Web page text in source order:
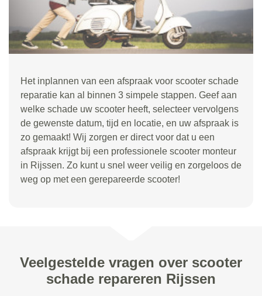
Het inplannen van een afspraak voor scooter schade
reparatie kan al binnen 3 simpele stappen. Geef aan
welke schade uw scooter heeft, selecteer vervolgens
de gewenste datum, tijd en locatie, en uw afspraak is
zo gemaakt! Wij zorgen er direct voor dat u een
afspraak krijgt bij een professionele scooter monteur
in Rijssen. Zo kunt u snel weer veilig en zorgeloos de
weg op met een gerepareerde scooter!
Veelgestelde vragen over scooter
schade repareren Rijssen